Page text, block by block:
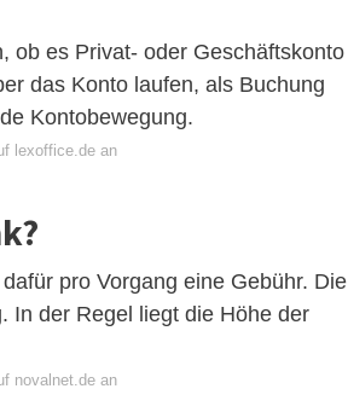
ob es Privat- oder Geschäftskonto
das Konto laufen, als Buchung
Kontobewegung.
lexoffice.de an
pro Vorgang eine Gebühr. Die
In der Regel liegt die Höhe der
novalnet.de an